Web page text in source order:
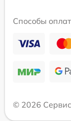
Способы
© 2026